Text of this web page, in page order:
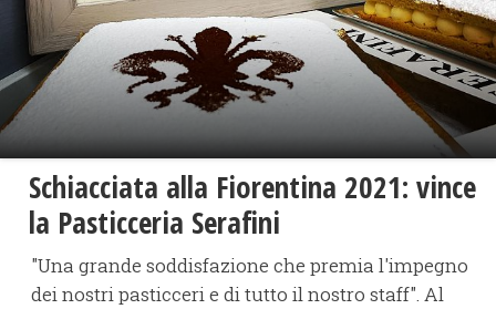
Schiacciata alla Fiorentina 2021: vince
la Pasticceria Serafini
"Una grande soddisfazione che premia l'impegno
dei nostri pasticceri e di tutto il nostro staff". Al